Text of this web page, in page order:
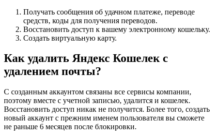
Получать сообщения об удачном платеже, переводе
средств, коды для получения переводов.
Восстановить доступ к вашему электронному кошельку.
Создать виртуальную карту.
Как удалить Яндекс Кошелек с
удалением почты?
С созданным аккаунтом связаны все сервисы компании,
поэтому вместе с учетной записью, удалится и кошелек.
Восстановить доступ никак не получится. Более того, создать
новый аккаунт с прежним именем пользователя вы сможете
не раньше 6 месяцев после блокировки.